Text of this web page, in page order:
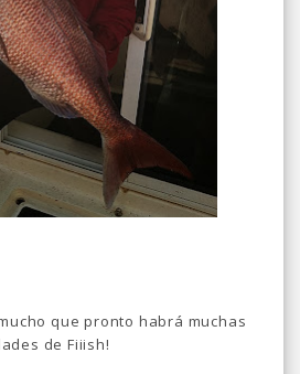
que pronto habrá muchas
de Fiiish!